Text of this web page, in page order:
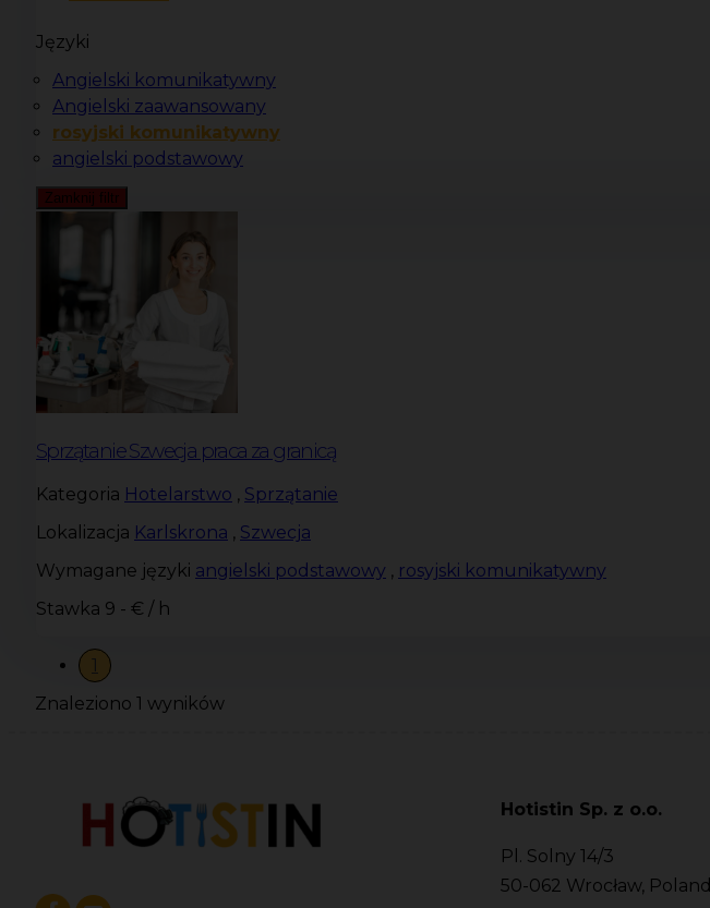
Języki
Angielski komunikatywny
Angielski zaawansowany
rosyjski komunikatywny
angielski podstawowy
Zamknij filtr
Sprzątanie Szwecja praca za granicą
Kategoria Hotelarstwo , Sprzątanie
Lokalizacja Karlskrona , Szwecja
Wymagane języki angielski podstawowy , rosyjski komunikatywny
Stawka 9 - € / h
1
Znaleziono 1 wyników
Hotistin Sp. z o.o.
Pl. Solny 14/3
50-062 Wrocław, Poland